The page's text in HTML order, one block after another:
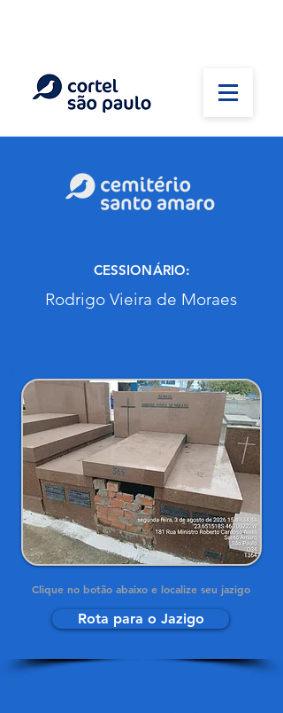
CESSIONÁRIO:
Rodrigo Vieira de Moraes
Clique no botão abaixo e localize seu jazigo
Rota para o Jazigo